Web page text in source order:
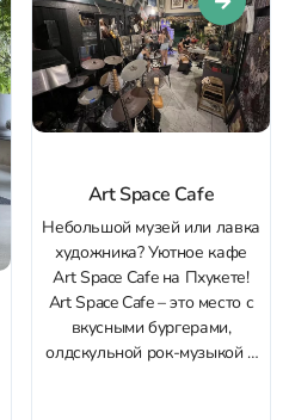
находитесь в подводном
царстве, не покидает все
время. Обслуживание в Su
Va...
Art Space Cafe
Небольшой музей или лавка
художника? Уютное кафе
Art Space Cafe на Пхукете!
Art Space Cafe – это место с
вкусными бургерами,
олдскульной рок-музыкой и